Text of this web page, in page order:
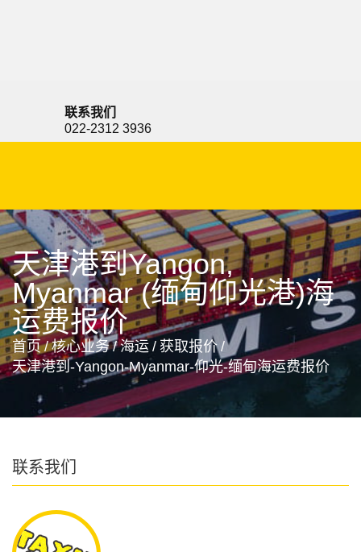
联系我们
022-2312 3936
天津港到Yangon,
Myanmar (缅甸仰光港)海
运费报价
首页 / 核心业务 / 海运 / 获取报价 /
天津港到-Yangon-Myanmar-仰光-缅甸海运费报价
联系我们